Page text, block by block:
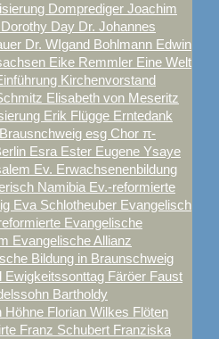
Domprediger Joachim
Dorothy Day Dr. Johannes
Dr. WIgand Bohlmann Edwin
Eike Remmler Eine Welt
Kirchenvorstand
Elisabeth von Meseritz
Erik Flügge Erntedank
esg Chor π-
Esra Ester Eugene Ysaye
Ev. Erwachsenenbildung
Namibia Ev.-reformierte
Eva Schlotheuber Evangelisch
Evangelische
Evangelische Allianz
Bildung in Braunschweig
Ewigkeitssonttag Färöer Faust
Bartholdy
Höhne Florian Wilkes Flöten
Franz Schubert Franziska